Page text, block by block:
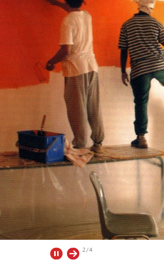
2/4